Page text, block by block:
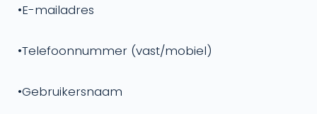
•E-mailadres
•Telefoonnummer (vast/mobiel)
•Gebruikersnaam